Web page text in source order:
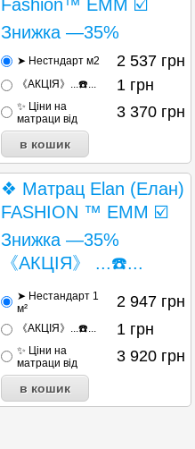
Fashion™ ЕММ ☑️
Знижка —35%
➤ Нестндарт м2 2 537 грн
《АКЦІЯ》...☎️... 1 грн
✨ Ціни на
матраци від
3 370 грн
❖ Матрац Elan (Елан)
FASHION ™ EMM ☑️
Знижка —35%
《АКЦІЯ》 ...☎️...
➤ Нестандарт 1
м²
2 947 грн
《АКЦІЯ》...☎️... 1 грн
✨ Ціни на
матраци від
3 920 грн